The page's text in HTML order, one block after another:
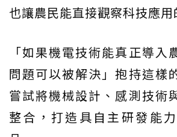
也讓農民能直接觀察科技應用
「如果機電技術能真正導入
問題可以被解決」抱持這樣
嘗試將機械設計、感測技術
整合，打造具自主研發能